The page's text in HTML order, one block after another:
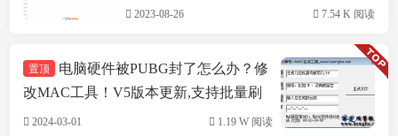
2023-08-26 7.54 K 阅读
置顶
电脑硬件被PUBG封了怎么办？修
改MAC工具！V5版本更新,支持批量刷
机,支持INTEL&瑞立网卡
2024-03-01 1.19 W 阅读